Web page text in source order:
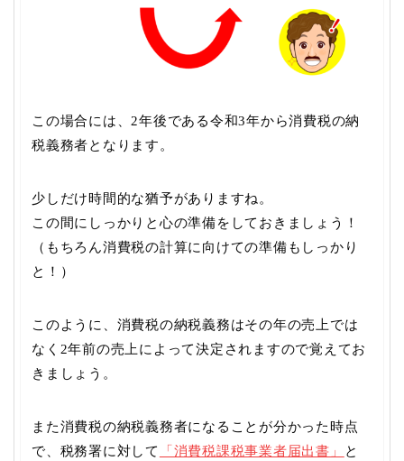
この場合には、2年後である令和3年から消費税の納
税義務者となります。
少しだけ時間的な猶予がありますね。
この間にしっかりと心の準備をしておきましょう！
（もちろん消費税の計算に向けての準備もしっかり
と！）
このように、消費税の納税義務はその年の売上では
なく2年前の売上によって決定されますので覚えてお
きましょう。
また消費税の納税義務者になることが分かった時点
で、税務署に対して
「消費税課税事業者届出書」
と